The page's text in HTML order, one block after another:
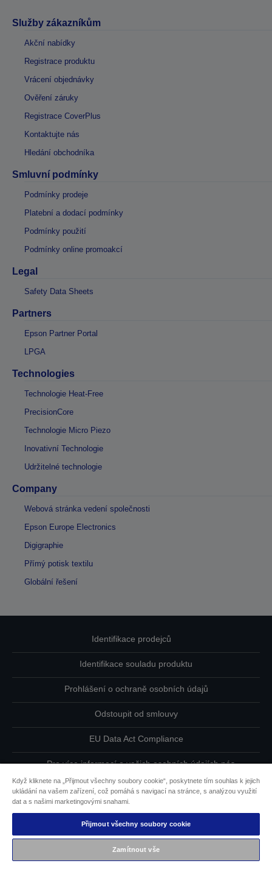
Služby zákazníkům
Akční nabídky
Registrace produktu
Vrácení objednávky
Ověření záruky
Registrace CoverPlus
Kontaktujte nás
Hledání obchodníka
Smluvní podmínky
Podmínky prodeje
Platební a dodací podmínky
Podmínky použití
Podmínky online promoakcí
Legal
Safety Data Sheets
Partners
Epson Partner Portal
LPGA
Technologies
Technologie Heat-Free
PrecisionCore
Technologie Micro Piezo
Inovativní Technologie
Udržitelné technologie
Company
Webová stránka vedení společnosti
Epson Europe Electronics
Digigraphie
Přímý potisk textilu
Globální řešení
Identifikace prodejců
Identifikace souladu produktu
Prohlášení o ochraně osobních údajů
Odstoupit od smlouvy
EU Data Act Compliance
Pro více informací o vašich osobních údajích nás
Informace o souborech cookie
Závazek usnadnění přístupu společnosti Epson
Copyright © 2026 Seiko Epson
Když kliknete na „Přijmout všechny soubory cookie“, poskytnete tím souhlas k jejich
ukládání na vašem zařízení, což pomáhá s navigací na stránce, s analýzou využití
dat a s našimi marketingovými snahami.
Přijmout všechny soubory cookie
Zamítnout vše